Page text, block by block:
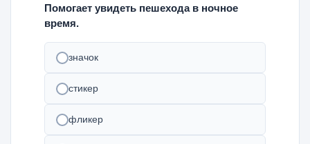
Помогает увидеть пешехода в ночное
время.
значок
стикер
фликер